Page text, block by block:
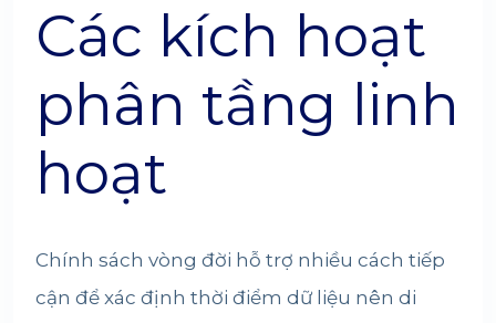
Các kích hoạt
phân tầng linh
hoạt
Chính sách vòng đời hỗ trợ nhiều cách tiếp
cận để xác định thời điểm dữ liệu nên di